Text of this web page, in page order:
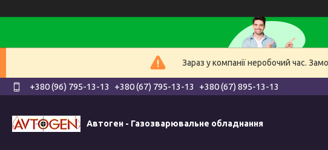
Зараз у компанії неробочий час.
+380 (96) 795-13-13 +380 (67) 795-13-13 +380 (67) 895-13-13
Автоген - Газозварювальне обладнання